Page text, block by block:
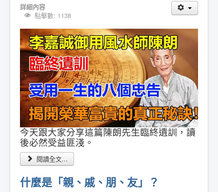
詳細內容
點擊數: 1138
今天跟大家分享這篇陳朗先生臨終遺訓，讀
後必然受益匪淺。
閱讀全文...
什麼是「親、戚、朋、友」？